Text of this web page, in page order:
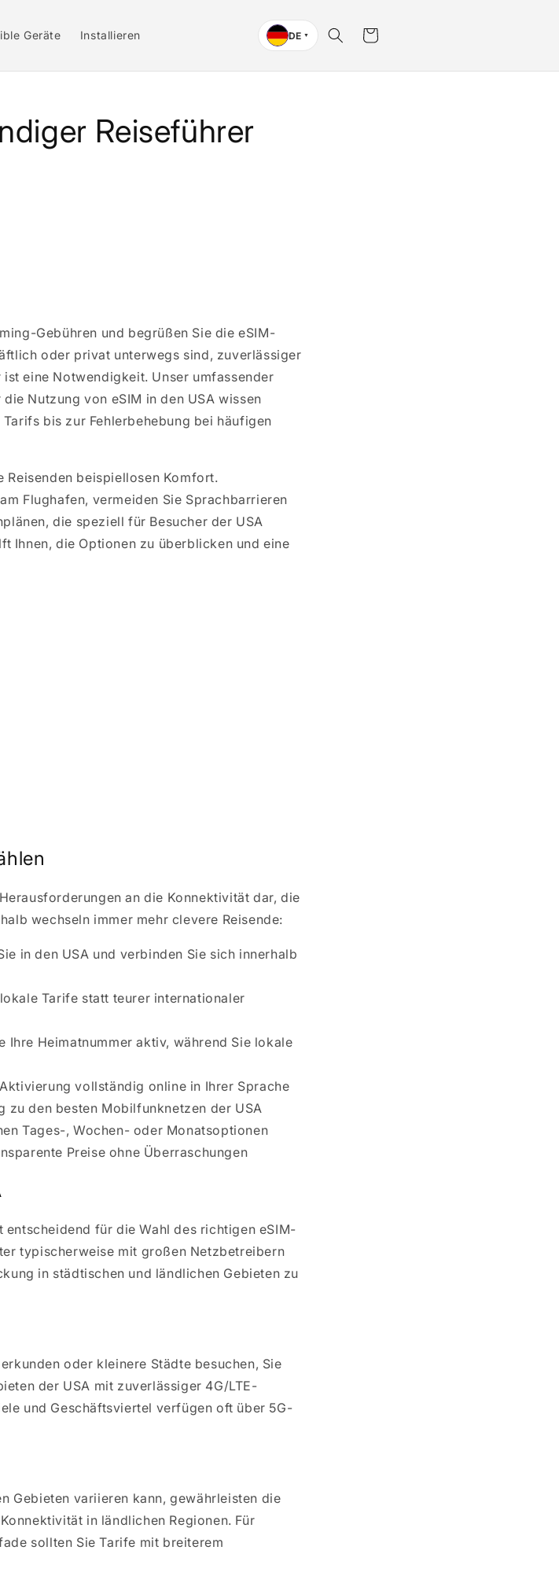
Geräte Installieren DE ▼ Warenkorb
Reiseführer
Gebühren und begrüßen Sie die eSIM-
oder privat unterwegs sind, zuverlässiger
eine Notwendigkeit. Unser umfassender
Nutzung von eSIM in den USA wissen
bis zur Fehlerbehebung bei häufigen
Reisenden beispiellosen Komfort.
Flughafen, vermeiden Sie Sprachbarrieren
die speziell für Besucher der USA
Ihnen, die Optionen zu überblicken und eine
an die Konnektivität dar, die
wechseln immer mehr clevere Reisende:
in den USA und verbinden Sie sich innerhalb
Tarife statt teurer internationaler
Ihre Heimatnummer aktiv, während Sie lokale
vollständig online in Ihrer Sprache
zu den besten Mobilfunknetzen der USA
Tages-, Wochen- oder Monatsoptionen
Preise ohne Überraschungen
für die Wahl des richtigen eSIM-
typischerweise mit großen Netzbetreibern
in städtischen und ländlichen Gebieten zu
oder kleinere Städte besuchen, Sie
der USA mit zuverlässiger 4G/LTE-
und Geschäftsviertel verfügen oft über 5G-
Gebieten variieren kann, gewährleisten die
in ländlichen Regionen. Für
sollten Sie Tarife mit breiterem